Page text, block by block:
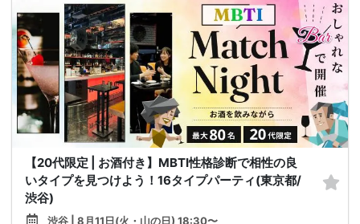
【20代限定 | お酒付き】MBTI性格診断で相性の良
いタイプを見つけよう！16タイプパーティ(東京都/
渋谷)
渋谷 | 8月11日(火・山の日) 18:30〜